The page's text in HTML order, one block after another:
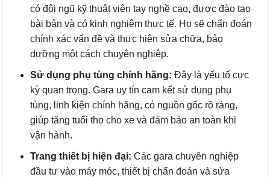
có đội ngũ kỹ thuật viên tay nghề cao, được đào tạo
bài bản và có kinh nghiệm thực tế. Họ sẽ chẩn đoán
chính xác vấn đề và thực hiện sửa chữa, bảo
dưỡng một cách chuyên nghiệp.
Sử dụng phụ tùng chính hãng: Đây là yếu tố cực
kỳ quan trọng. Gara uy tín cam kết sử dụng phụ
tùng, linh kiện chính hãng, có nguồn gốc rõ ràng,
giúp tăng tuổi thọ cho xe và đảm bảo an toàn khi
vận hành.
Trang thiết bị hiện đại: Các gara chuyên nghiệp
đầu tư vào máy móc, thiết bị chẩn đoán và sửa